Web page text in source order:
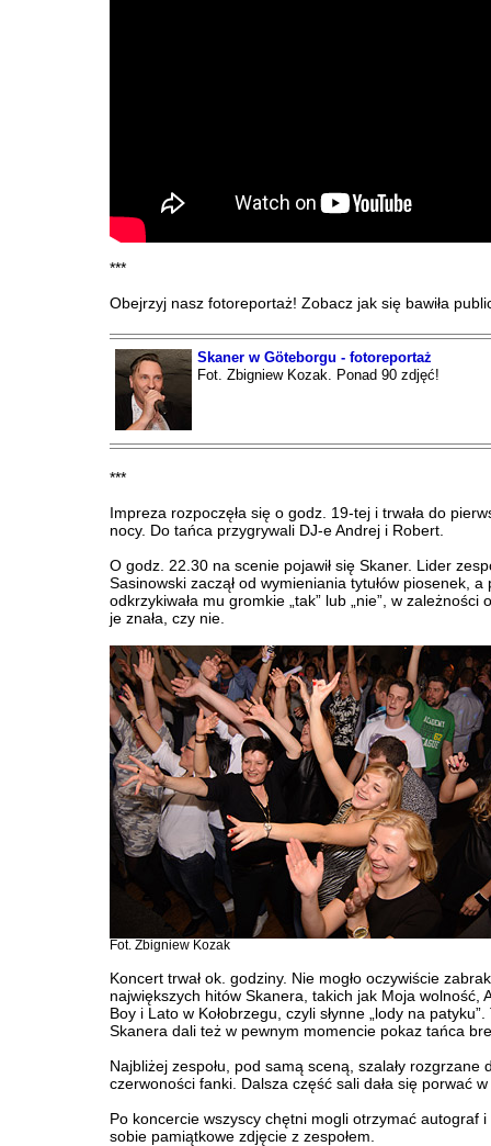
***
Obejrzyj nasz fotoreportaż! Zobacz jak się bawiła
Skaner w Göteborgu - fotoreportaż
Fot. Zbigniew Kozak. Ponad 90 zdjęć!
***
Impreza rozpoczęła się o godz. 19-tej i trwała do
nocy. Do tańca przygrywali DJ-e Andrej i Robert.
O godz. 22.30 na scenie pojawił się Skaner. Lider
Sasinowski zaczął od wymieniania tytułów piosenek, a
odkrzykiwała mu gromkie „tak” lub „nie”, w zależności
je znała, czy nie.
Fot. Zbigniew Kozak
Koncert trwał ok. godziny. Nie mogło oczywiście
największych hitów Skanera, takich jak Moja wolność,
Boy i Lato w Kołobrzegu, czyli słynne „lody na
Skanera dali też w pewnym momencie pokaz tańca
Najbliżej zespołu, pod samą sceną, szalały rozgrzane
czerwoności fanki. Dalsza część sali dała się porwać
Po koncercie wszyscy chętni mogli otrzymać autograf i
sobie pamiątkowe zdjęcie z zespołem.